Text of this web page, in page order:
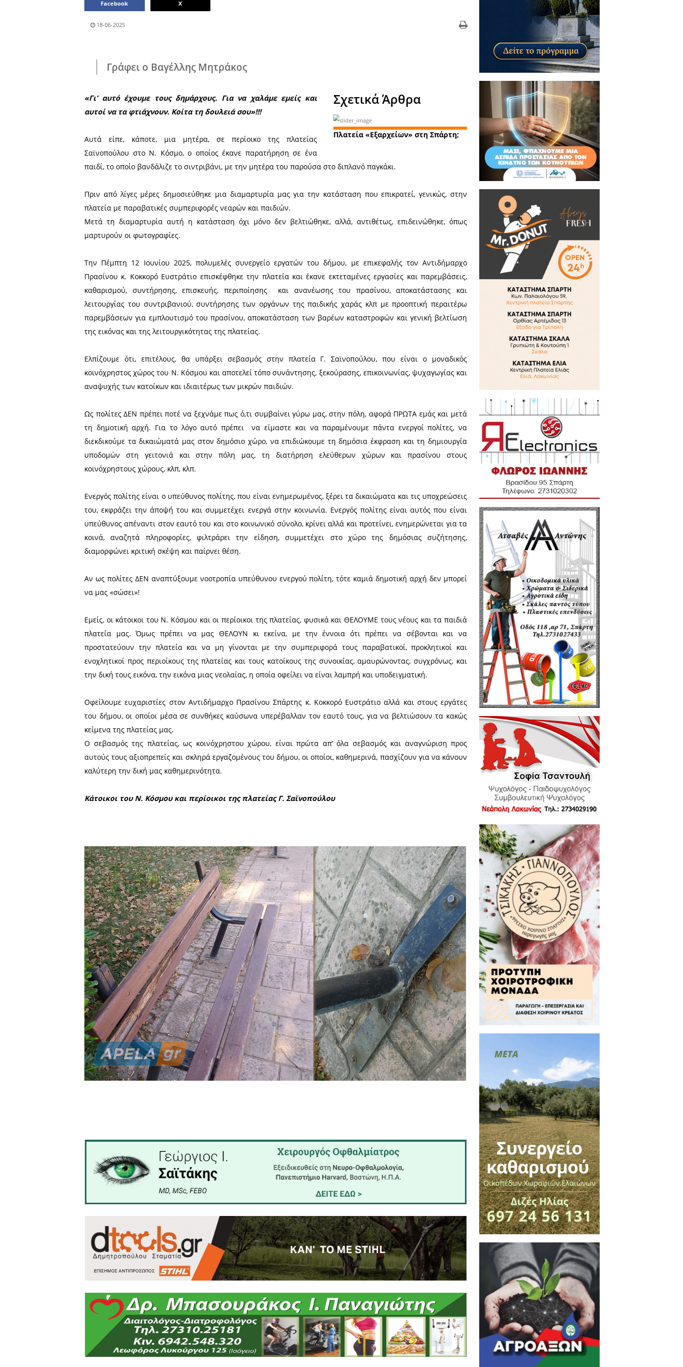
Μοιράσου το άρθρο:
18-06-2025
Γράφει ο Βαγέλλης Μητράκος
Σχετικά Άρθρα
Πλατεία «Εξαρχείων» στη Σπάρτη;
αυτοί να τα φτιάχνουν. Κοίτα τη δουλειά σου»!!!
Αυτά είπε, κάποτε, μια μητέρα, σε περίοικο της πλατείας
Σαϊνοπούλου στο Ν. Κόσμο, ο οποίος έκανε παρατήρηση σε ένα
παιδί, το οποίο βανδάλιζε το σιντριβάνι, με την μητέρα του παρούσα στο διπλανό παγκάκι.
Πριν από λίγες μέρες δημοσιεύθηκε μια διαμαρτυρία μας για την κατάσταση που επικρατεί, γενικώς, στην
πλατεία με παραβατικές συμπεριφορές νεαρών και παιδιών.
Μετά τη διαμαρτυρία αυτή η κατάσταση όχι μόνο δεν βελτιώθηκε, αλλά, αντιθέτως, επιδεινώθηκε, όπως
μαρτυρούν οι φωτογραφίες.
Την Πέμπτη 12 Ιουνίου 2025, πολυμελές συνεργείο εργατών του δήμου, με επικεφαλής τον Αντιδήμαρχο
Πρασίνου κ. Κοκκορό Ευστράτιο επισκέφθηκε την πλατεία και έκανε εκτεταμένες εργασίες και παρεμβάσεις,
καθαρισμού, συντήρησης, επισκευής, περιποίησης και ανανέωσης του πρασίνου, αποκατάστασης και
λειτουργίας του συντριβανιού, συντήρησης των οργάνων της παιδικής χαράς κλπ με προοπτική περαιτέρω
παρεμβάσεων για εμπλουτισμό του πρασίνου, αποκατάσταση των βαρέων καταστροφών και γενική βελτίωση
της εικόνας και της λειτουργικότητας της πλατείας.
Ελπίζουμε ότι, επιτέλους, θα υπάρξει σεβασμός στην πλατεία Γ. Σαϊνοπούλου, που είναι ο μοναδικός
κοινόχρηστος χώρος του Ν. Κόσμου και αποτελεί τόπο συνάντησης, ξεκούρασης, επικοινωνίας, ψυχαγωγίας και
Ως πολίτες ΔΕΝ πρέπει ποτέ να ξεχνάμε πως ό,τι συμβαίνει γύρω μας, στην πόλη, αφορά ΠΡΩΤΑ εμάς και μετά
τη δημοτική αρχή. Για το λόγο αυτό πρέπει να είμαστε και να παραμένουμε πάντα ενεργοί πολίτες, να
διεκδικούμε τα δικαιώματά μας στον δημόσιο χώρο, να επιδιώκουμε τη δημόσια έκφραση και τη δημιουργία
υποδομών στη γειτονιά και στην πόλη μας, τη διατήρηση ελεύθερων χώρων και πρασίνου στους
κοινόχρηστους χώρους, κλπ, κλπ.
Ενεργός πολίτης είναι ο υπεύθυνος πολίτης, που είναι ενημερωμένος, ξέρει τα δικαιώματα και τις υποχρεώσεις
του, εκφράζει την άποψή του και συμμετέχει ενεργά στην κοινωνία. Ενεργός πολίτης είναι αυτός που είναι
υπεύθυνος απέναντι στον εαυτό του και στο κοινωνικό σύνολο, κρίνει αλλά και προτείνει, ενημερώνεται για τα
κοινά, αναζητά πληροφορίες, φιλτράρει την είδηση, συμμετέχει στο χώρο της δημόσιας συζήτησης,
Αν ως πολίτες ΔΕΝ αναπτύξουμε νοοτροπία υπεύθυνου ενεργού πολίτη, τότε καμιά δημοτική αρχή δεν μπορεί
να μας «σώσει»!
Εμείς, οι κάτοικοι του Ν. Κόσμου και οι περίοικοι της πλατείας, φυσικά και ΘΕΛΟΥΜΕ τους νέους και τα παιδιά
πλατεία μας. Όμως πρέπει να μας ΘΕΛΟΥΝ κι εκείνα, με την έννοια ότι πρέπει να σέβονται και να
προστατεύουν την πλατεία και να μη γίνονται με την συμπεριφορά τους παραβατικοί, προκλητικοί και
ενοχλητικοί προς περιοίκους της πλατείας και τους κατοίκους της συνοικίας, αμαυρώνοντας, συγχρόνως, και
την δική τους εικόνα, την εικόνα μιας νεολαίας, η οποία οφείλει να είναι λαμπρή και υποδειγματική.
Οφείλουμε ευχαριστίες στον Αντιδήμαρχο Πρασίνου Σπάρτης κ. Κοκκορό Ευστράτιο αλλά και στους εργάτες
του δήμου, οι οποίοι μέσα σε συνθήκες καύσωνα υπερέβαλλαν τον εαυτό τους, για να βελτιώσουν τα κακώς
κείμενα της πλατείας μας.
Ο σεβασμός της πλατείας, ως κοινόχρηστου χώρου, είναι πρώτα απ’ όλα σεβασμός και αναγνώριση προς
αυτούς τους αξιοπρεπείς και σκληρά εργαζομένους του δήμου, οι οποίοι, καθημερινά, πασχίζουν για να κάνουν